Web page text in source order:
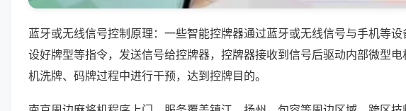
蓝牙或无线信号控制原理：一些智能控牌器通过蓝牙或无线信号与手机等
设好牌型等指令，发送信号给控牌器，控牌器接收到信号后驱动内部微型
机洗牌、码牌过程中进行干预，达到控牌目的。